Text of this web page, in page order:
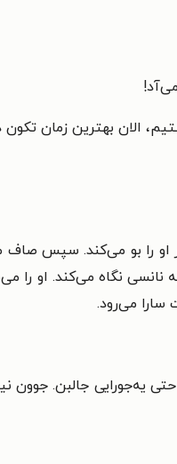
الان بهترین زمان تکون
را بو می‌کند. سپس صاف
نانسی نگاه می‌کند. او
سارا می‌رود.
یه‌جورایی جالبن.